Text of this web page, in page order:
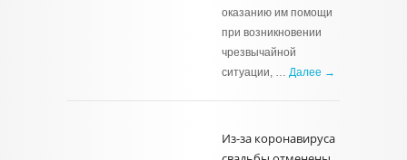
оказанию им помощи
при возникновении
чрезвычайной
ситуации, … Далее →
Из-за коронавируса